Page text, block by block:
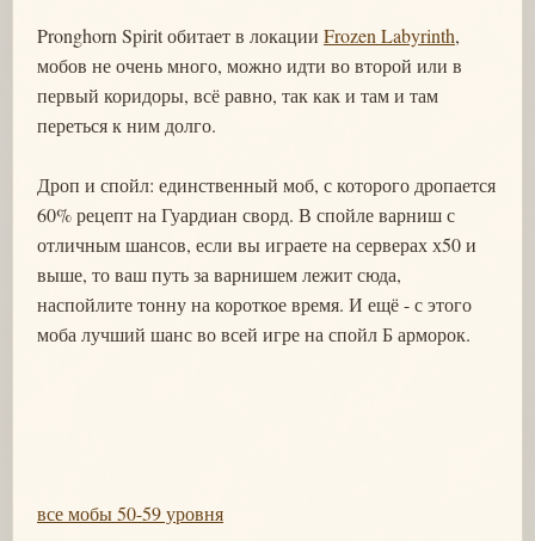
Pronghorn Spirit обитает в локации Frozen Labyrinth,
мобов не очень много, можно идти во второй или в
первый коридоры, всё равно, так как и там и там
переться к ним долго.
Дроп и спойл: единственный моб, с которого дропается
60% рецепт на Гуардиан сворд. В спойле варниш с
отличным шансов, если вы играете на серверах х50 и
выше, то ваш путь за варнишем лежит сюда,
наспойлите тонну на короткое время. И ещё - с этого
моба лучший шанс во всей игре на спойл Б арморок.
все мобы 50-59 уровня